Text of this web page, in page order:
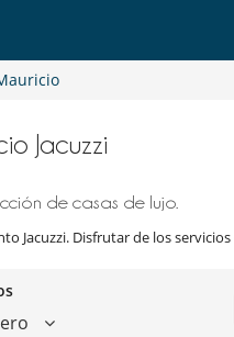
Jacuzzi
de casas de lujo.
Jacuzzi. Disfrutar de los